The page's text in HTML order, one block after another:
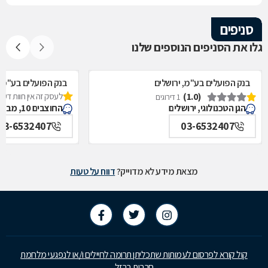
סניפים
גלו את הסניפים הנוספים שלנו
בנק הפועלים בע"מ, ירושלים
(1.0)
1 דירוגים
הגן הטכנולוגי, ירושלים
03-6532407
בנק הפועלים
לעסק זה אין חוות
החוצבים 10, מבשרת ציון
6532407
מצאת מידע לא מדוייק?דווח על טעות
קול קורא לפרסום לעמותות שתכליתן תרומה לחיילים ו/או לנפגעי מלחמת